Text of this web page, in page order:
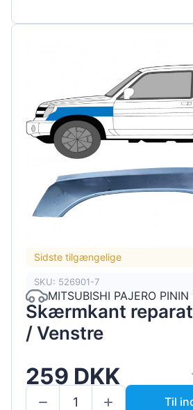
Sidste tilgængelige
SKU: 526901-7
MITSUBISHI PAJERO
Skærmkant
/ Venstre
259 DKK
Til